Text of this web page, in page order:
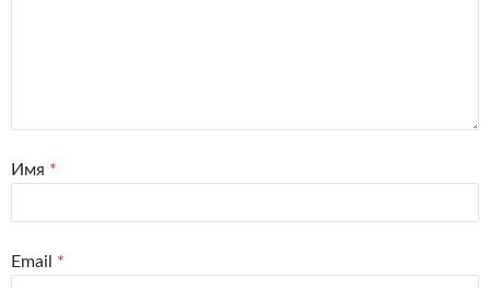
Имя *
Email *